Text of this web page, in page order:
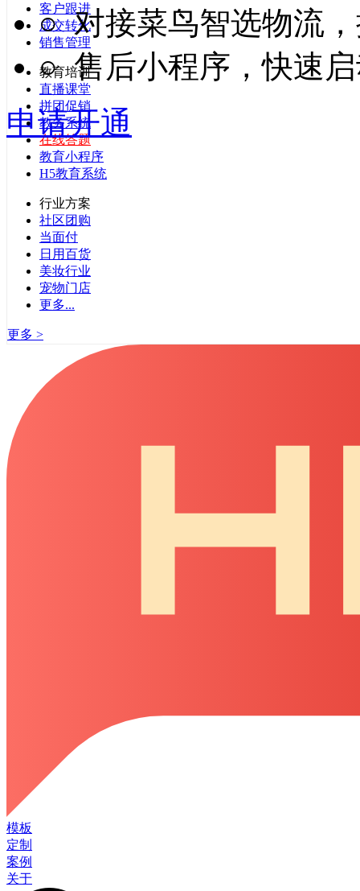
客户跟进
成交转化
销售管理
教育培训
直播课堂
拼团促销
教务系统
在线答题
教育小程序
H5教育系统
行业方案
社区团购
当面付
日用百货
美妆行业
宠物门店
更多...
更多 >
模板
定制
案例
关于
○ 对接菜鸟智选物流
○ 售后小程序，快速
申请开通